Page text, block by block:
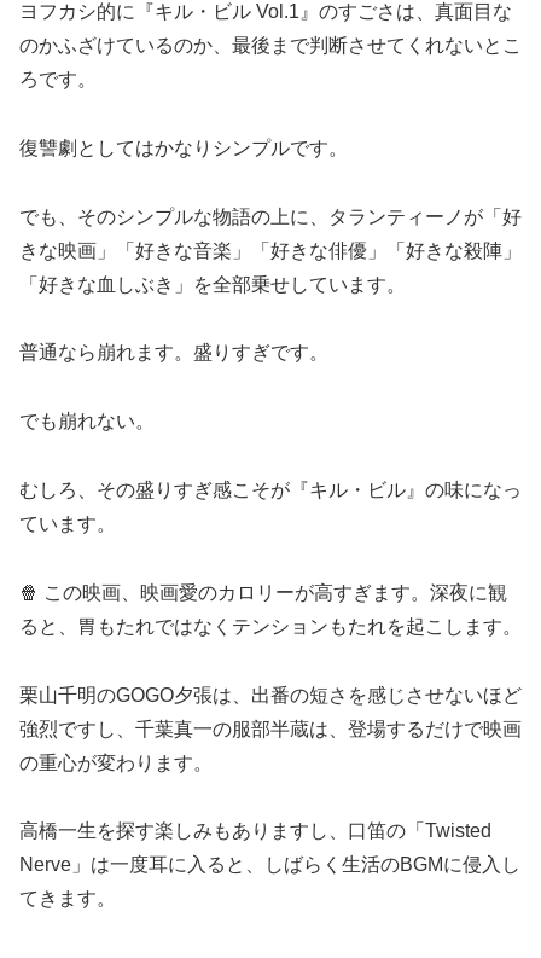
ヨフカシ的に『キル・ビル Vol.1』のすごさは、真面目な
のかふざけているのか、最後まで判断させてくれないとこ
ろです。
復讐劇としてはかなりシンプルです。
でも、そのシンプルな物語の上に、タランティーノが「好
きな映画」「好きな音楽」「好きな俳優」「好きな殺陣」
「好きな血しぶき」を全部乗せしています。
普通なら崩れます。盛りすぎです。
でも崩れない。
むしろ、その盛りすぎ感こそが『キル・ビル』の味になっ
ています。
🍿 この映画、映画愛のカロリーが高すぎます。深夜に観
ると、胃もたれではなくテンションもたれを起こします。
栗山千明のGOGO夕張は、出番の短さを感じさせないほど
強烈ですし、千葉真一の服部半蔵は、登場するだけで映画
の重心が変わります。
高橋一生を探す楽しみもありますし、口笛の「Twisted
Nerve」は一度耳に入ると、しばらく生活のBGMに侵入し
てきます。